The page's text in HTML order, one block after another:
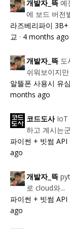
개발자_뜩 예
에 보드 버전
라즈베리파이
교 · 4 months ago
개발자_뜩 도
쉬워보이지
알뜰폰 사용시 유
months ago
코드도사 IoT
하고 계시는
파이썬 + 빗썸 API
ago
개발자_뜩
로 cloud와...
파이썬 + 빗썸 API
ago